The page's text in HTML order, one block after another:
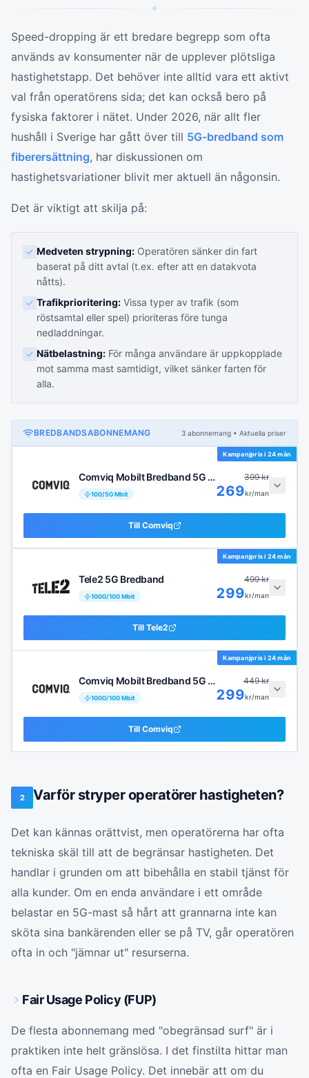
Speed-dropping är ett bredare begrepp som ofta
används av konsumenter när de upplever plötsliga
hastighetstapp. Det behöver inte alltid vara ett aktivt
val från operatörens sida; det kan också bero på
fysiska faktorer i nätet. Under 2026, när allt fler
hushåll i Sverige har gått över till 5G-bredband som
fiberersättning, har diskussionen om
hastighetsvariationer blivit mer aktuell än någonsin.
Det är viktigt att skilja på:
Medveten strypning: Operatören sänker din fart
baserat på ditt avtal (t.ex. efter att en datakvota
nåtts).
Trafikprioritering: Vissa typer av trafik (som
röstsamtal eller spel) prioriteras före tunga
nedladdningar.
Nätbelastning: För många användare är uppkopplade
mot samma mast samtidigt, vilket sänker farten för
alla.
BREDBANDSABONNEMANG 3 abonnemang • Aktuella priser
Kampanjpris i 24 mån
Comviq Mobilt Bredband 5G 100 Mbit/s
100/50Mbit
399kr
269kr/man
Till Comviq
Kampanjpris i 24 mån
Tele2 5G Bredband
1000/100Mbit
499kr
299kr/man
Till Tele2
Kampanjpris i 24 mån
Comviq Mobilt Bredband 5G 1000 Mbit/s
1000/100Mbit
449kr
299kr/man
Till Comviq
2 Varför stryper operatörer hastigheten?
Det kan kännas orättvist, men operatörerna har ofta
tekniska skäl till att de begränsar hastigheten. Det
handlar i grunden om att bibehålla en stabil tjänst för
alla kunder. Om en enda användare i ett område
belastar en 5G-mast så hårt att grannarna inte kan
sköta sina bankärenden eller se på TV, går operatören
ofta in och "jämnar ut" resurserna.
Fair Usage Policy (FUP)
De flesta abonnemang med "obegränsad surf" är i
praktiken inte helt gränslösa. I det finstilta hittar man
ofta en Fair Usage Policy. Det innebär att om du